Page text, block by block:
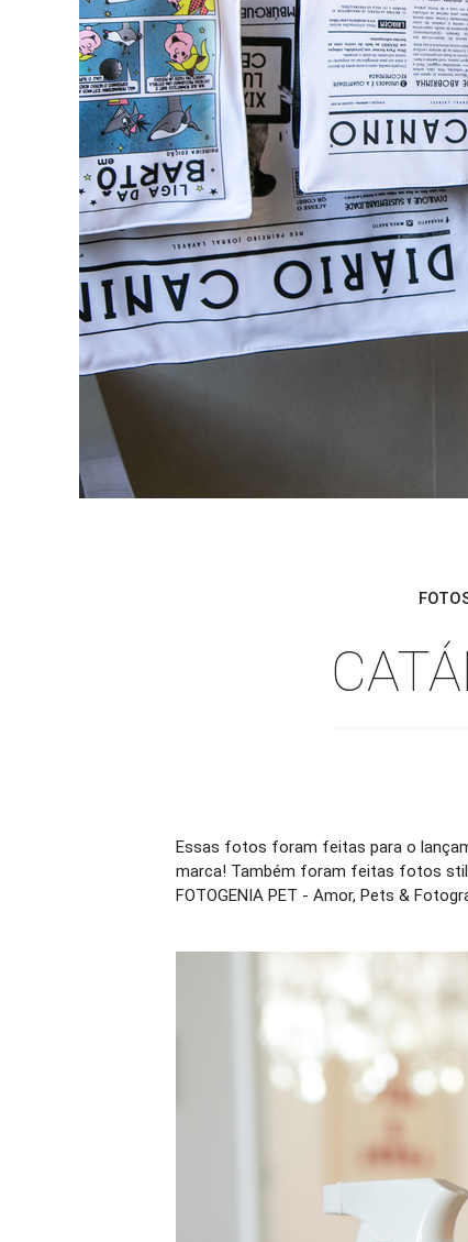
Essas fotos foram feitas para o
marca! Também foram feitas fotos
FOTOGENIA PET - Amor, Pets &